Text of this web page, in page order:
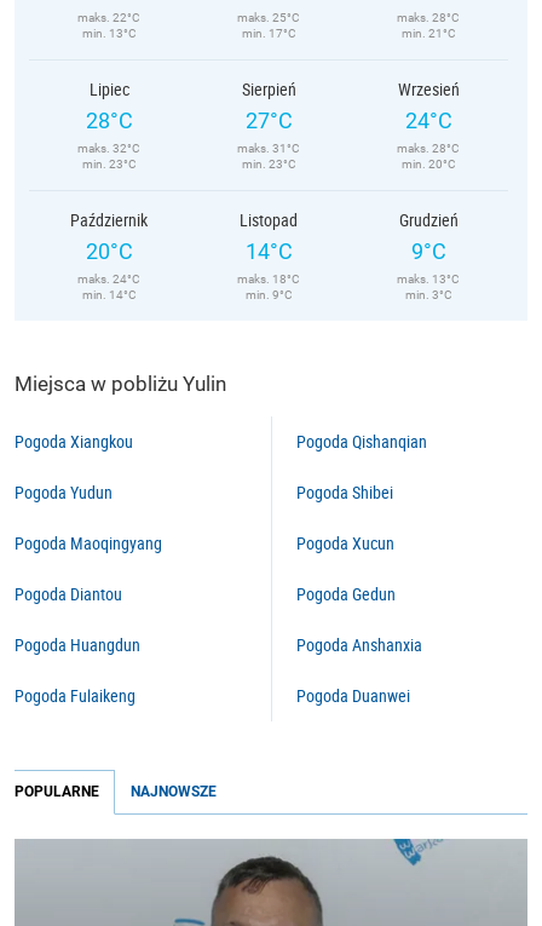
maks. 22°C
min. 13°C
maks. 25°C
min. 17°C
maks. 28°C
min. 21°C
Lipiec
28°C
maks. 32°C
min. 23°C
Sierpień
27°C
maks. 31°C
min. 23°C
Wrzesień
24°C
maks. 28°C
min. 20°C
Październik
20°C
maks. 24°C
min. 14°C
Listopad
14°C
maks. 18°C
min. 9°C
Grudzień
9°C
maks. 13°C
min. 3°C
Miejsca w pobliżu Yulin
Pogoda Xiangkou
Pogoda Yudun
Pogoda Maoqingyang
Pogoda Diantou
Pogoda Huangdun
Pogoda Fulaikeng
Pogoda Qishanqian
Pogoda Shibei
Pogoda Xucun
Pogoda Gedun
Pogoda Anshanxia
Pogoda Duanwei
POPULARNE NAJNOWSZE